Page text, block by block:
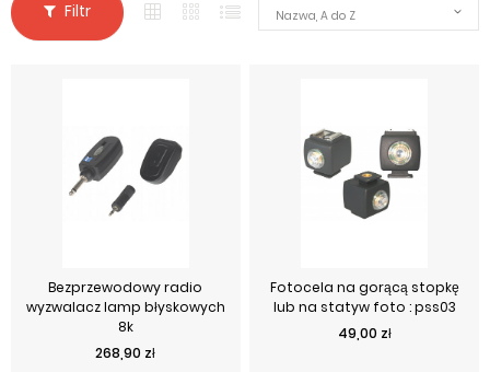
Filtr Nazwa, A do Z
Bezprzewodowy radio
wyzwalacz lamp błyskowych
8k
Cena
268,90 zł
Fotocela na gorącą stopkę
lub na statyw foto : pss03
Cena
49,00 zł